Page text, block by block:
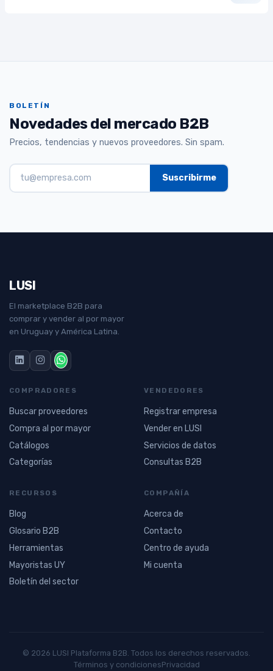
BOLETÍN
Novedades del mercado B2B
Precios, tendencias y nuevos proveedores. Sin spam.
LUSI
El marketplace B2B para
comprar y vender al por mayor
en Uruguay y América Latina.
COMPRADORES
Buscar proveedores
Compra al por mayor
Catálogos
Categorías
VENDEDORES
Registrar empresa
Vender en LUSI
Servicios de datos
Consultas B2B
RECURSOS
Blog
Glosario B2B
Herramientas
Mayoristas UY
Boletín del sector
COMPAÑÍA
Acerca de
Contacto
Centro de ayuda
Mi cuenta
© 2026 LUSI Plataforma B2B. Todos los derechos reservados.
Términos y condicionesPrivacidad